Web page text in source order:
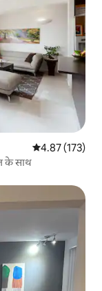
औसत रेटिंग 5 में से
4.87 (173)
के साथ